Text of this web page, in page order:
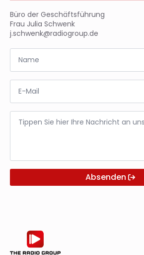
Büro der Geschäftsführung
Frau Julia Schwenk
j.schwenk@radiogroup.de
Name
E-
Mail
Nachricht
Absenden